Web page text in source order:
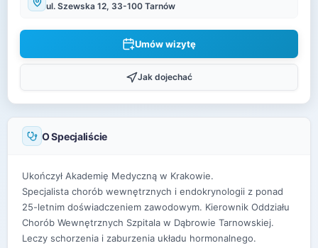
ul. Szewska 12, 33-100 Tarnów
Umów wizytę
Jak dojechać
O Specjaliście
Ukończył Akademię Medyczną w Krakowie.
Specjalista chorób wewnętrznych i endokrynologii z ponad
25-letnim doświadczeniem zawodowym. Kierownik Oddziału
Chorób Wewnętrznych Szpitala w Dąbrowie Tarnowskiej.
Leczy schorzenia i zaburzenia układu hormonalnego.